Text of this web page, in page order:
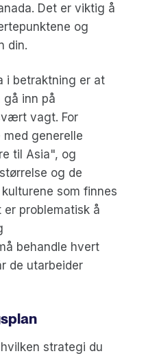
Det er viktig å
og
din.
i betraktning er at
gå inn på
vagt. For
med generelle
til Asia", og
og de
som finnes
er problematisk å
behandle hvert
de utarbeider
strategi du